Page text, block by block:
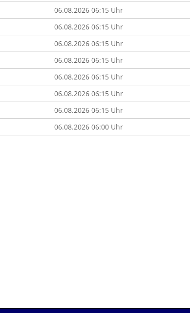
06.08.2026 06:15 Uhr
06.08.2026 06:15 Uhr
06.08.2026 06:15 Uhr
06.08.2026 06:15 Uhr
06.08.2026 06:15 Uhr
06.08.2026 06:15 Uhr
06.08.2026 06:15 Uhr
06.08.2026 06:00 Uhr